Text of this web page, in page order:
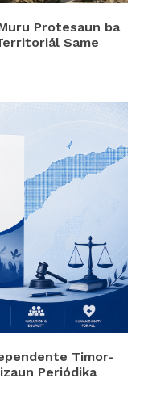
Protesaun ba
Same
Timor-
Periódika